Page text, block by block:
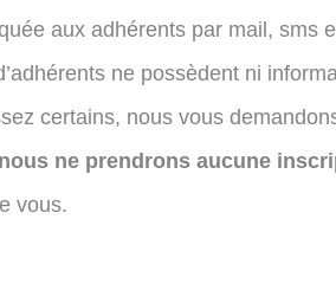
aux adhérents par mail, sms
ne possèdent ni
certains, nous vous
ne prendrons aucune
vous.